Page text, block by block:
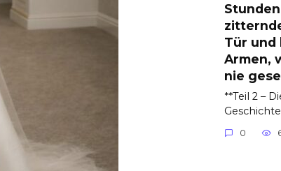
Tür und
Armen,
nie
**Teil 2 –
0